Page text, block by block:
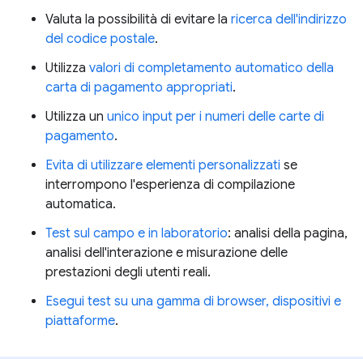
Valuta la possibilità di evitare la ricerca dell'indirizzo
del codice postale.
Utilizza valori di completamento automatico della
carta di pagamento appropriati.
Utilizza un unico input per i numeri delle carte di
pagamento.
Evita di utilizzare elementi personalizzati se
interrompono l'esperienza di compilazione
automatica.
Test sul campo e in laboratorio: analisi della pagina,
analisi dell'interazione e misurazione delle
prestazioni degli utenti reali.
Esegui test su una gamma di browser, dispositivi e
piattaforme.